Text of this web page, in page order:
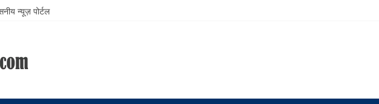
न्यूज़ पोर्टल